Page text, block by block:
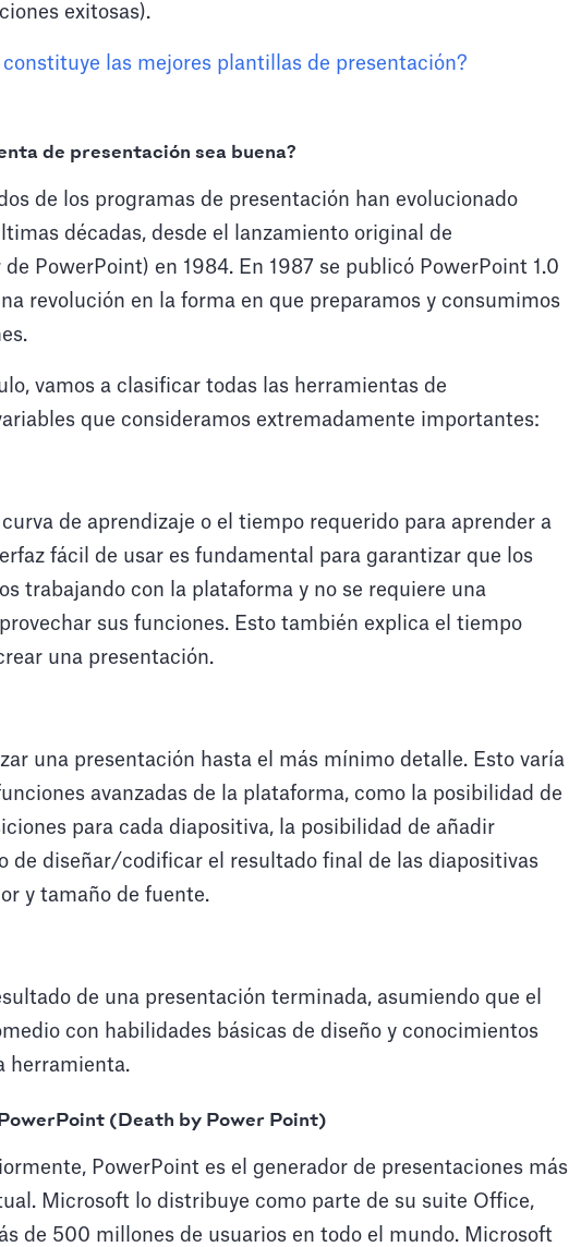
exitosas).
constituye las mejores plantillas de presentación?
de presentación sea buena?
de los programas de presentación han evolucionado
décadas, desde el lanzamiento original de
PowerPoint) en 1984. En 1987 se publicó PowerPoint 1.0
revolución en la forma en que preparamos y consumimos
vamos a clasificar todas las herramientas de
que consideramos extremadamente importantes:
de aprendizaje o el tiempo requerido para aprender a
fácil de usar es fundamental para garantizar que los
trabajando con la plataforma y no se requiere una
sus funciones. Esto también explica el tiempo
una presentación.
una presentación hasta el más mínimo detalle. Esto varía
avanzadas de la plataforma, como la posibilidad de
para cada diapositiva, la posibilidad de añadir
de diseñar/codificar el resultado final de las diapositivas
y tamaño de fuente.
de una presentación terminada, asumiendo que el
con habilidades básicas de diseño y conocimientos
herramienta.
(Death by Power Point)
PowerPoint es el generador de presentaciones más
Microsoft lo distribuye como parte de su suite Office,
de 500 millones de usuarios en todo el mundo. Microsoft